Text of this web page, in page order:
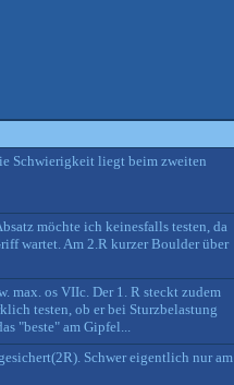
Schwierigkeit liegt beim zweiten
möchte ich keinesfalls testen, da
wartet. Am 2.R kurzer Boulder über
max. os VIIc. Der 1. R steckt zudem
testen, ob er bei Sturzbelastung
"beste" am Gipfel...
Schwer eigentlich nur am